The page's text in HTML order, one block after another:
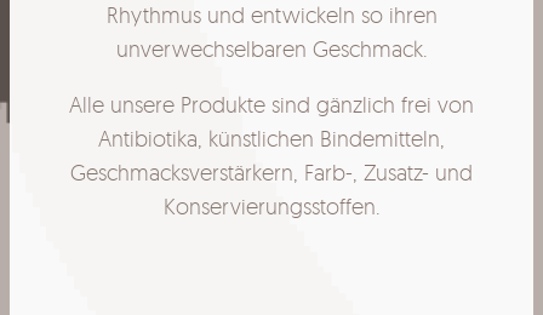
Rhythmus und entwickeln so ihren
unverwechselbaren Geschmack.
Alle unsere Produkte sind gänzlich frei von
Antibiotika, künstlichen Bindemitteln,
Geschmacksverstärkern, Farb-, Zusatz- und
Konservierungsstoffen.